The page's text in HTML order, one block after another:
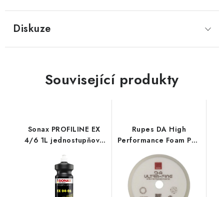
Diskuze
Související produkty
Sonax PROFILINE EX
4/6 1L jednostupňová
Rupes DA High
Performance Foam Pad
leštící kotouč